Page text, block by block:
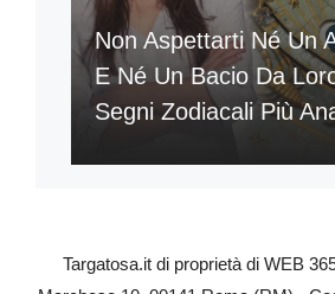
Non Aspettarti Né Un
E Né Un Bacio Da
Segni Zodiacali Più
Targatosa.it di proprietà di WEB